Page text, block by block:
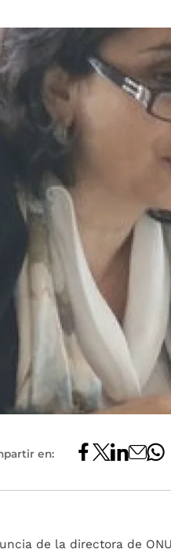
en:
de la directora de